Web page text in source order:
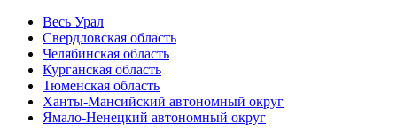
Весь Урал
Свердловская область
Челябинская область
Курганская область
Тюменская область
Ханты-Мансийский автономный округ
Ямало-Ненецкий автономный округ